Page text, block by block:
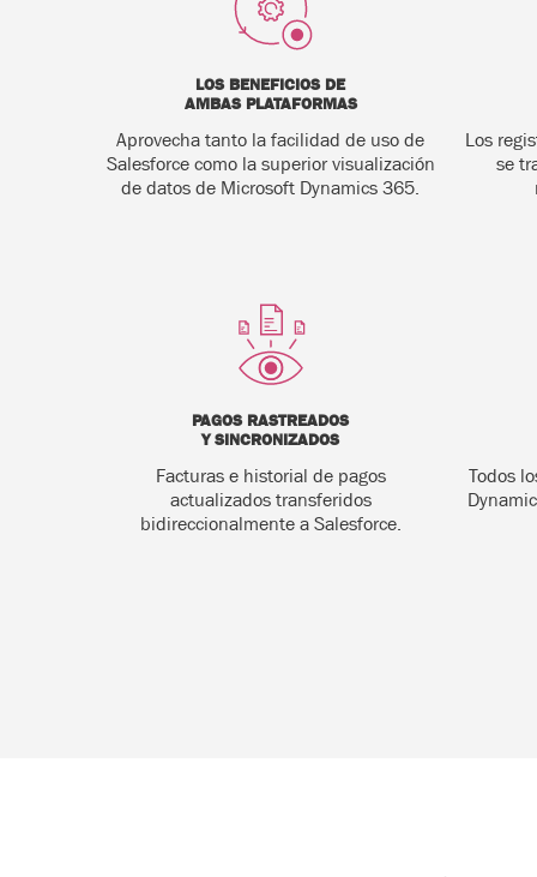
LOS BENEFICIOS DE
AMBAS PLATAFORMAS
Aprovecha tanto la facilidad de uso de
Salesforce como la superior visualización
de datos de Microsoft Dynamics 365.
Los
se
PAGOS RASTREADOS
Y SINCRONIZADOS
Facturas e historial de pagos
actualizados transferidos
bidireccionalmente a Salesforce.
Todos